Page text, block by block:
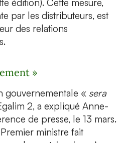
édition). Cette mesure,
par les distributeurs, est
des relations
»
gouvernementale « sera
2, a expliqué Anne-
de presse, le 13 mars.
ministre fait